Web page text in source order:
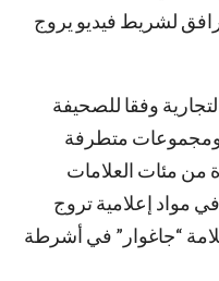
لشريط فيديو يروج
وفقا للصحيفة
ومجموعات متطرفة
مئات العلامات
مواد إعلامية تروج
“جاغوار” في أشرطة